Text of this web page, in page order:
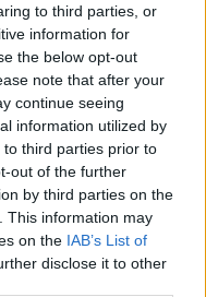
to third parties, or
information for
the below opt-out
note that after your
continue seeing
information utilized by
third parties prior to
out of the further
by third parties on the
This information may
on the IAB’s List of
disclose it to other
testapp/6.ts